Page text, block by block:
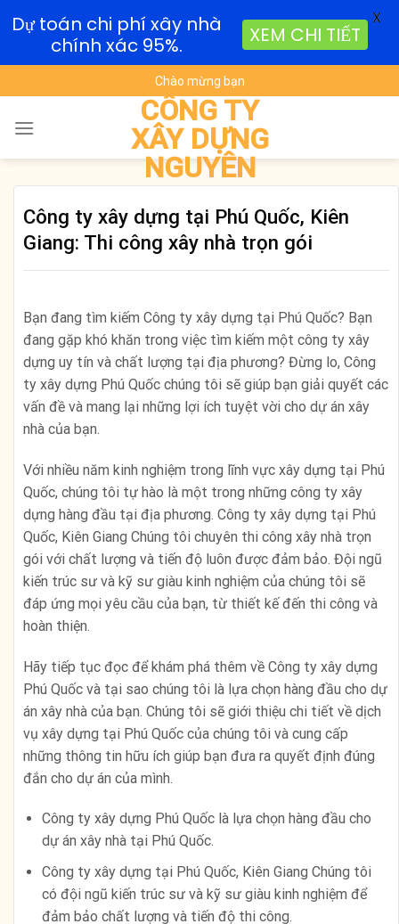
to
content
Chào mừng bạn
CÔNG TY
XÂY DỰNG
NGUYÊN
Công ty xây dựng tại Phú Quốc, Kiên
Giang: Thi công xây nhà trọn gói
Bạn đang tìm kiếm Công ty xây dựng tại Phú Quốc? Bạn
đang gặp khó khăn trong việc tìm kiếm một công ty xây
dựng uy tín và chất lượng tại địa phương? Đừng lo, Công
ty xây dựng Phú Quốc chúng tôi sẽ giúp bạn giải quyết các
vấn đề và mang lại những lợi ích tuyệt vời cho dự án xây
nhà của bạn.
Với nhiều năm kinh nghiệm trong lĩnh vực xây dựng tại Phú
Quốc, chúng tôi tự hào là một trong những công ty xây
dựng hàng đầu tại địa phương. Công ty xây dựng tại Phú
Quốc, Kiên Giang Chúng tôi chuyên thi công xây nhà trọn
gói với chất lượng và tiến độ luôn được đảm bảo. Đội ngũ
kiến trúc sư và kỹ sư giàu kinh nghiệm của chúng tôi sẽ
đáp ứng mọi yêu cầu của bạn, từ thiết kế đến thi công và
hoàn thiện.
Hãy tiếp tục đọc để khám phá thêm về Công ty xây dựng
Phú Quốc và tại sao chúng tôi là lựa chọn hàng đầu cho dự
án xây nhà của bạn. Chúng tôi sẽ giới thiệu chi tiết về dịch
vụ xây dựng tại Phú Quốc của chúng tôi và cung cấp
những thông tin hữu ích giúp bạn đưa ra quyết định đúng
đắn cho dự án của mình.
Công ty xây dựng Phú Quốc là lựa chọn hàng đầu cho
dự án xây nhà tại Phú Quốc.
Công ty xây dựng tại Phú Quốc, Kiên Giang Chúng tôi
có đội ngũ kiến trúc sư và kỹ sư giàu kinh nghiệm để
đảm bảo chất lượng và tiến độ thi công.
Dự toán chi phí xây nhà
chính xác 95%.
XEM CHI TIẾT
X